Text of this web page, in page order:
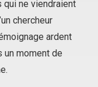
qui ne viendraient
chercheur
ardent
un moment de